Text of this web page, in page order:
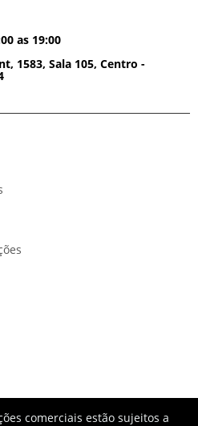
as 19:00
1583, Sala 105, Centro -
comerciais estão sujeitos a